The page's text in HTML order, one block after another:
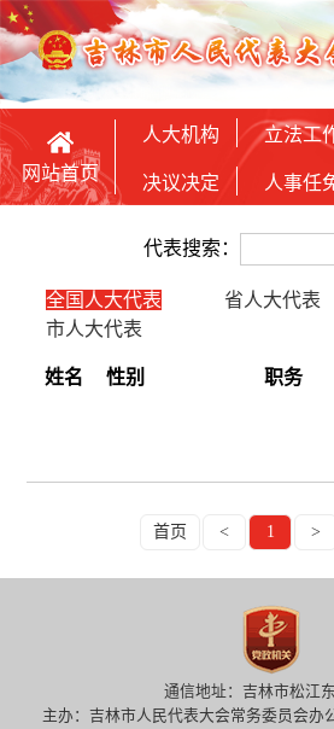
网站首页
人大机构 立法工
决议决定 人事任
代表搜索：
全国人大代表
省人大代表
市人大代表
姓名 性别 职务
首页 < 1 >
通信地址：吉林市松江
主办：吉林市人民代表大会常务委员会办